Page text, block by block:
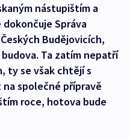
nástupištím a
Správa
Budějovicích,
Ta zatím nepatří
ty se však chtějí s
společné přípravě
roce, hotova bude